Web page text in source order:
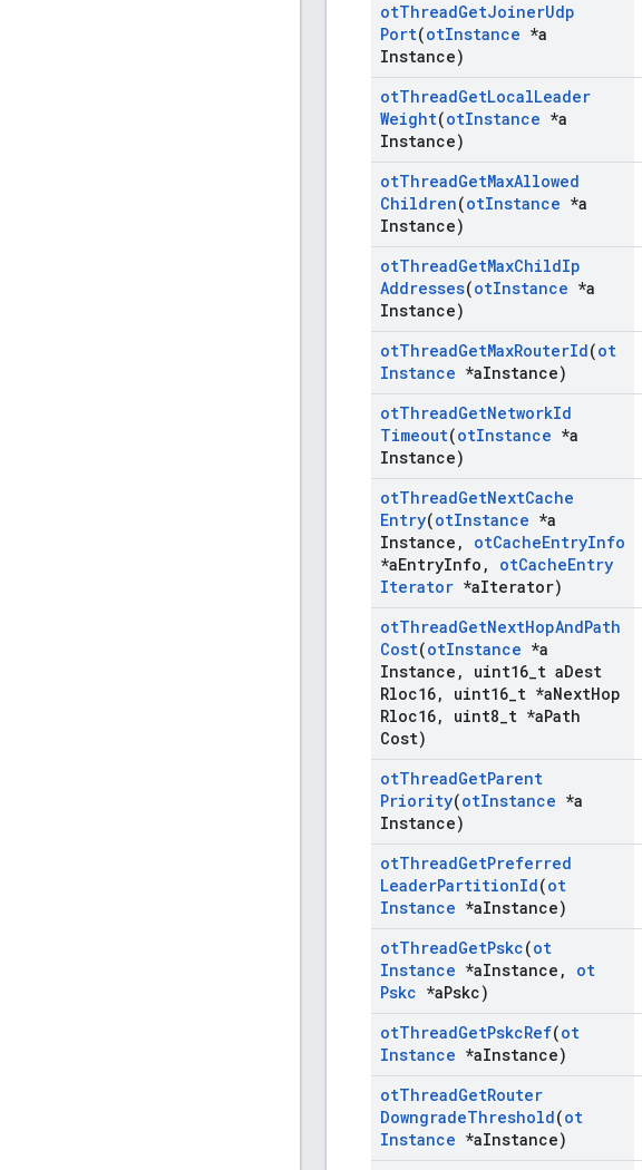
otThreadGetJoinerUdp
Port(otInstance *a
Instance)
otThreadGetLocalLeader
Weight(otInstance *a
Instance)
otThreadGetMaxAllowed
Children(otInstance *a
Instance)
otThreadGetMaxChildIp
Addresses(otInstance *a
Instance)
otThreadGetMaxRouterId(ot
Instance *aInstance)
otThreadGetNetworkId
Timeout(otInstance *a
Instance)
otThreadGetNextCache
Entry(otInstance *a
Instance , otCacheEntryInfo
*aEntryInfo , otCacheEntry
Iterator *aIterator)
otThreadGetNextHopAndPath
Cost(otInstance *a
Instance , uint16 t aDest
Rloc16, uint16 t *aNextHop
Rloc16, uint8 t *aPath
Cost)
otThreadGetParent
Priority(otInstance *a
Instance)
otThreadGetPreferred
LeaderPartitionId(ot
Instance *aInstance)
otThreadGetPskc(ot
Instance *aInstance ,
ot
Pskc *aPskc)
otThreadGetPskcRef(ot
Instance *aInstance)
otThreadGetRouter
DowngradeThreshold(ot
Instance *aInstance)